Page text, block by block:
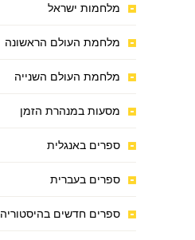
מלחמות ישראל
מלחמת העולם הראשונה
מלחמת העולם השנייה
מסעות במנהרת הזמן
ספרים באנגלית
ספרים בעברית
ספרים חדשים בהיסטוריה